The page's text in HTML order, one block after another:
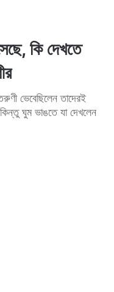
কি দেখতে
ভেবেছিলেন তাদেরই
ঘুম ভাঙতে যা দেখলেন